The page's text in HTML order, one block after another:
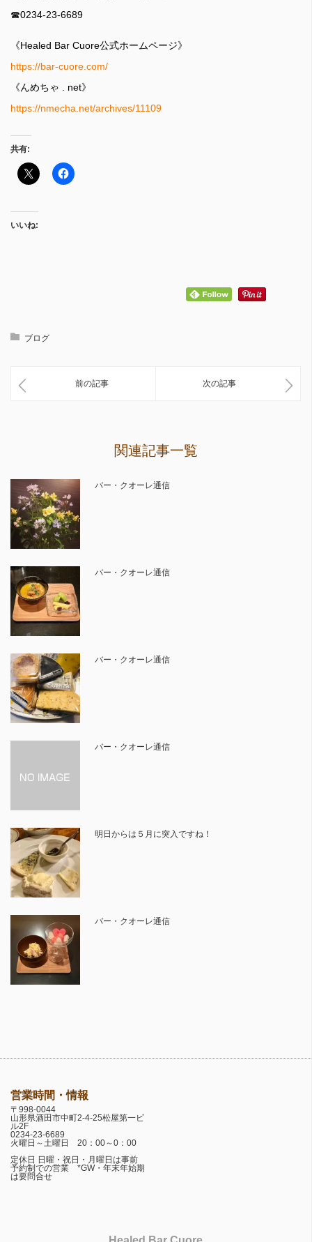
☎︎0234-23-6689
《Healed Bar Cuore公式ホームページ》
https://bar-cuore.com/
《んめちゃ . net》
https://nmecha.net/archives/11109
共有:
いいね:
ブログ
前の記事 次の記事
関連記事一覧
バー・クオーレ通信
バー・クオーレ通信
バー・クオーレ通信
バー・クオーレ通信
明日からは５月に突入ですね！
バー・クオーレ通信
営業時間・情報
〒998-0044
山形県酒田市中町2-4-25松屋第一ビ
ル2F
0234-23-6689
火曜日～土曜日 20：00～0：00
定休日 日曜・祝日・月曜日は事前
予約制での営業 *GW・年末年始期
は要問合せ